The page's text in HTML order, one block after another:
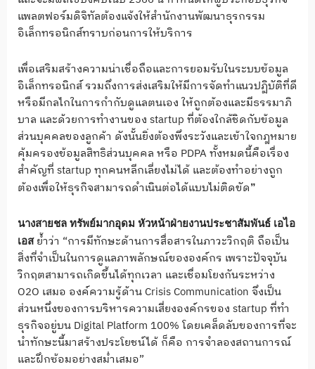
แพลตฟอร์มดิจิทัลต้องแจ้งให้สำนักงานพัฒนาธุรกรรม
อิเล็กทรอนิกส์ทราบก่อนการให้บริการ
เพื่อเสริมสร้างความน่าเชื่อถือและการยอมรับในระบบข้อมูล
อิเล็กทรอนิกส์ รวมถึงการส่งเสริมให้มีการจัดทำแนวปฏิบัติที่ดี
หรือมีกลไกในการกำกับดูแลตนเอง ให้ถูกต้องและมีธรรมาภิ
บาล และด้วยการทำงานของ startup ที่ต้องใกล้ชิดกับข้อมูล
ส่วนบุคคลของลูกค้า ดังนั้นยิ่งต้องพึงระวังและเข้าใจกฎหมาย
คุ้มครองข้อมูลสิทธิส่วนบุคคล หรือ PDPA ทั้งหมดนี้คือเรื่อง
สำคัญที่ startup ทุกคนหลีกเลี่ยงไม่ได้ และต้องทำอย่างถูก
ต้องเพื่อให้ธุรกิจสามารถดำเนินต่อได้แบบไม่ติดขัด”
นางสายชล ทรัพย์มากอุดม หัวหน้าฝ่ายงานประชาสัมพันธ์ เอไอ
เอส ย้ำว่า “การมีทักษะด้านการสื่อสารในภาวะวิกฤติ ถือเป็น
สิ่งที่จำเป็นในการดูแลภาพลักษณ์ขององค์กร เพราะปัจจุบัน
วิกฤตสามารถเกิดขึ้นได้ทุกเวลา และเชื่อมโยงกันระหว่าง
O2O เสมอ องค์ความรู้ด้าน Crisis Communication จึงเป็น
ส่วนหนึ่งของการบริหารความเสี่ยงองค์กรของ startup ที่ทำ
ธุรกิจอยู่บน Digital Platform 100% โดยเคล็ดลับของการที่จะ
นำทักษะนี้มาสร้างประโยชน์ได้ ก็คือ การจำลองสถานการณ์
และฝึกซ้อมอย่างสม่ำเสมอ”